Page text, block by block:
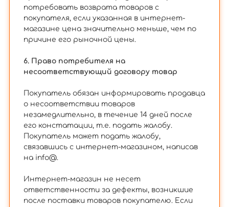
потребовать возврата товаров с
покупателя, если указанная в интернет-
магазине цена значительно меньше, чем по
причине его рыночной цены.
6. Право потребителя на
несоответствующий договору товар
Покупатель обязан информировать продавца
о несоответствии товаров
незамедлительно, в течение 14 дней после
его констатации, т.е. подать жалобу.
Покупатель может подать жалобу,
связавшись с интернет-магазином, написав
на info@.
Интернет-магазин не несет
ответственности за дефекты, возникшие
после поставки товаров покупателю. Если